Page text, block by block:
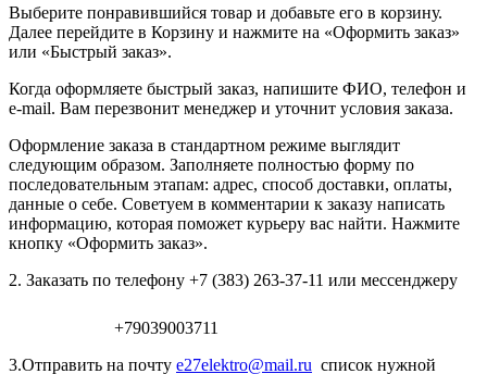
Выберите понравившийся товар и добавьте его в корзину.
Далее перейдите в Корзину и нажмите на «Оформить заказ»
или «Быстрый заказ».
Когда оформляете быстрый заказ, напишите ФИО, телефон и
e-mail. Вам перезвонит менеджер и уточнит условия заказа.
Оформление заказа в стандартном режиме выглядит
следующим образом. Заполняете полностью форму по
последовательным этапам: адрес, способ доставки, оплаты,
данные о себе. Советуем в комментарии к заказу написать
информацию, которая поможет курьеру вас найти. Нажмите
кнопку «Оформить заказ».
2. Заказать по телефону +7 (383) 263-37-11 или мессенджеру
+79039003711
3.Отправить на почту e27elektro@mail.ru список нужной